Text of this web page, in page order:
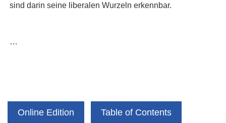
sind darin seine liberalen Wurzeln erkennbar.
…
Online Edition Table of Contents